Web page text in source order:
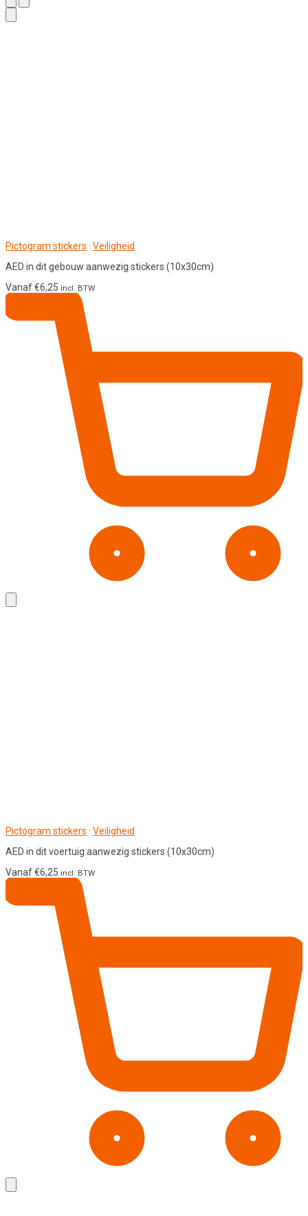
Pictogram stickers · Veiligheid
AED in dit gebouw aanwezig stickers (10x30cm)
Vanaf€6,25 incl. BTW
Pictogram stickers · Veiligheid
AED in dit voertuig aanwezig stickers (10x30cm)
Vanaf€6,25 incl. BTW